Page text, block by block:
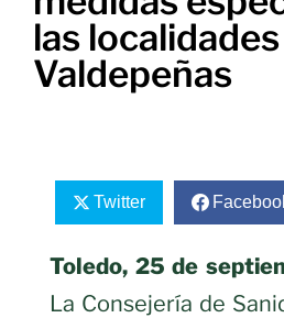
las
Valdepeñas
Twitter
Toledo, 25 de
La Consejería de